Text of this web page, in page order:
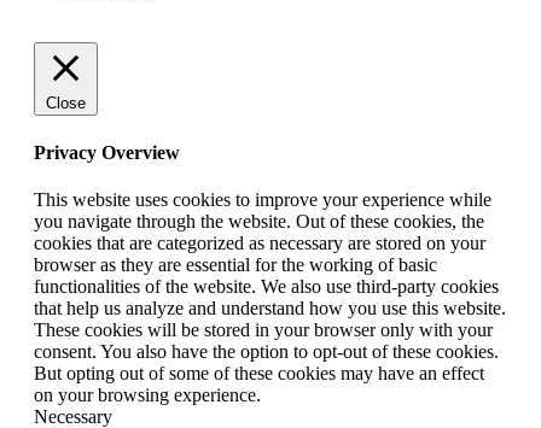
Close
Privacy Overview
This website uses cookies to improve your experience while
you navigate through the website. Out of these cookies, the
cookies that are categorized as necessary are stored on your
browser as they are essential for the working of basic
functionalities of the website. We also use third-party cookies
that help us analyze and understand how you use this website.
These cookies will be stored in your browser only with your
consent. You also have the option to opt-out of these cookies.
But opting out of some of these cookies may have an effect
on your browsing experience.
Necessary